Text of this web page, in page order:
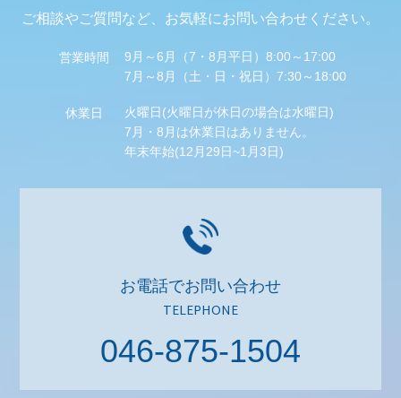
ご相談やご質問など、 お気軽にお問い合わせください。
営業時間
9月～6月（7・8月平日）8:00～17:00
7月～8月（土・日・祝日）7:30～18:00
休業日
火曜日(火曜日が休日の場合は水曜日)
7月・8月は休業日はありません。
年末年始(12月29日~1月3日)
お電話でお問い合わせ
TELEPHONE
046-875-1504